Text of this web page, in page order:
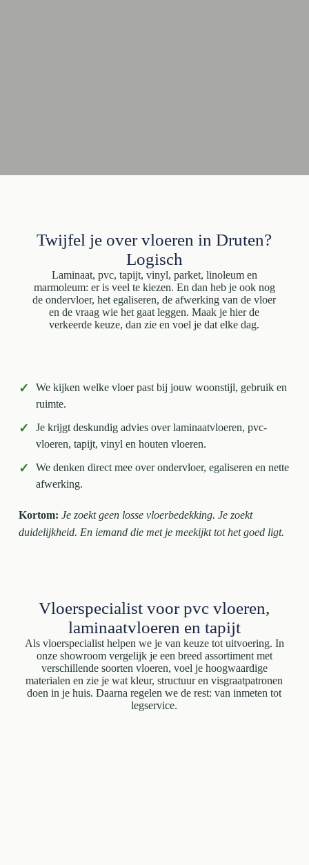
Twijfel je over vloeren in Druten?
Logisch
Laminaat, pvc, tapijt, vinyl, parket, linoleum en
marmoleum: er is veel te kiezen. En dan heb je ook nog
de ondervloer, het egaliseren, de afwerking van de vloer
en de vraag wie het gaat leggen. Maak je hier de
verkeerde keuze, dan zie en voel je dat elke dag.
✓
We kijken welke vloer past bij jouw woonstijl, gebruik en
ruimte.
✓
Je krijgt deskundig advies over laminaatvloeren, pvc-
vloeren, tapijt, vinyl en houten vloeren.
✓
We denken direct mee over ondervloer, egaliseren en nette
afwerking.
Kortom: Je zoekt geen losse vloerbedekking. Je zoekt
duidelijkheid. En iemand die met je meekijkt tot het goed ligt.
Vloerspecialist voor pvc vloeren,
laminaatvloeren en tapijt
Als vloerspecialist helpen we je van keuze tot uitvoering. In
onze showroom vergelijk je een breed assortiment met
verschillende soorten vloeren, voel je hoogwaardige
materialen en zie je wat kleur, structuur en visgraatpatronen
doen in je huis. Daarna regelen we de rest: van inmeten tot
legservice.